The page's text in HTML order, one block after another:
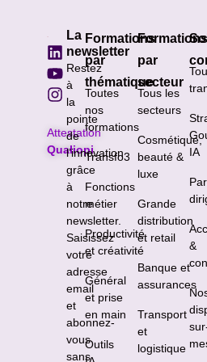
Attestation
Qualiopi
La
newsletter
Restez
à
la
pointe
de
l’innovation
grâce
à
notre
newsletter.
Saisissez
votre
adresse
email
et
abonnez-
vous
sans
Formations
par
thématique
Toutes
nos
formations
Transfo3
Fonctions
métier
Productivité
et créativité
Général
et prise
en main
Outils
Formations
par
secteur
Tous les
secteurs
Cosmétique,
beauté &
luxe
Grande
distribution
et retail
Banque et
assurances
Transport
et
logistique
IA
&